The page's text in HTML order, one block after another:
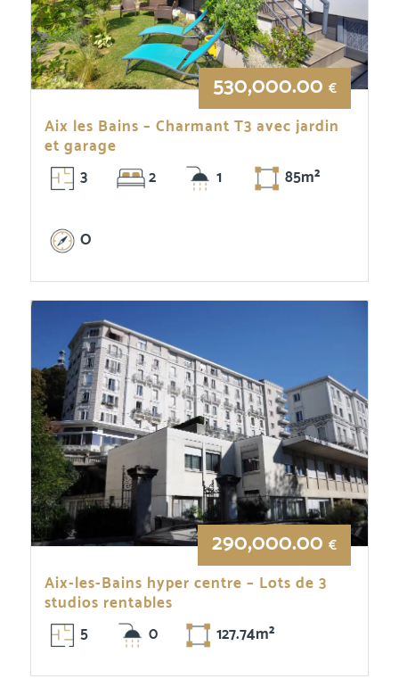
530,000.00€
Aix les Bains – Charmant T3 avec jardin
et garage
3
2 1 85m²
O
290,000.00€
Aix-les-Bains hyper centre – Lots de 3
studios rentables
5
0 127.74m²